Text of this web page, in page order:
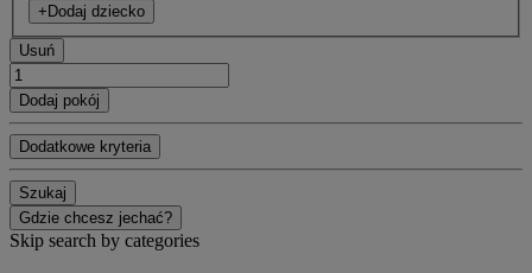
+Dodaj dziecko
Usuń
Dodaj pokój
Dodatkowe kryteria
Szukaj
Gdzie chcesz jechać?
Skip search by categories